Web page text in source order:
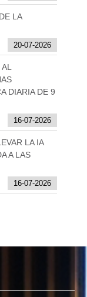
LA
20-07-2026
DIARIA DE 9
16-07-2026
LA IA
A LAS
16-07-2026